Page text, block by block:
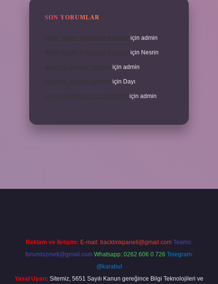
SON YORUMLAR
için admin
Alerji Yapan Yiyecekler Nelerdir için Nesrin
için admin
için Dayı
1 Aylık Bebek Kaç Cc Süt Içmeli için admin
Reklam ve İletişim: E-mail: backlinkpaneli@gmail.com Teams:
forumhizmeti@gmail.com Whatsapp: 0262 606 0 726 Telegram:
@karabul
Yasal Uyarı: Sitemiz, 5651 Sayılı Kanun gereğince Bilgi Teknolojileri ve